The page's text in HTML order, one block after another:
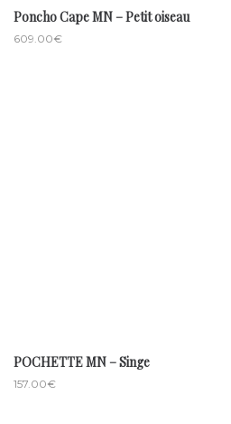
Poncho Cape MN – Petit oiseau
609.00€
POCHETTE MN – Singe
157.00€